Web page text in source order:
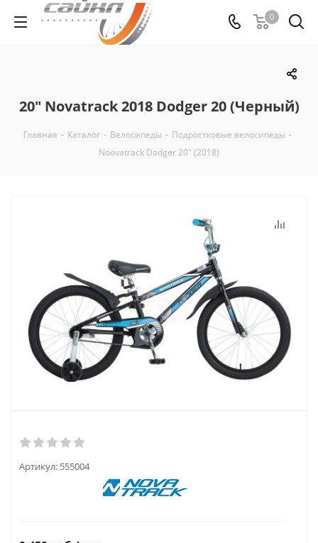
0
20" Novatrack 2018 Dodger 20 (Черный)
Главная - Каталог - Велосипеды - Подростковые велосипеды -
Noovatrack Dodger 20" (2018)
Артикул: 555004